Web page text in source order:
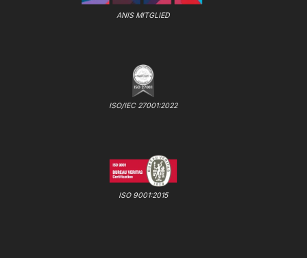
ANIS MITGLIED
ISO/IEC 27001:2022
ISO 9001:2015